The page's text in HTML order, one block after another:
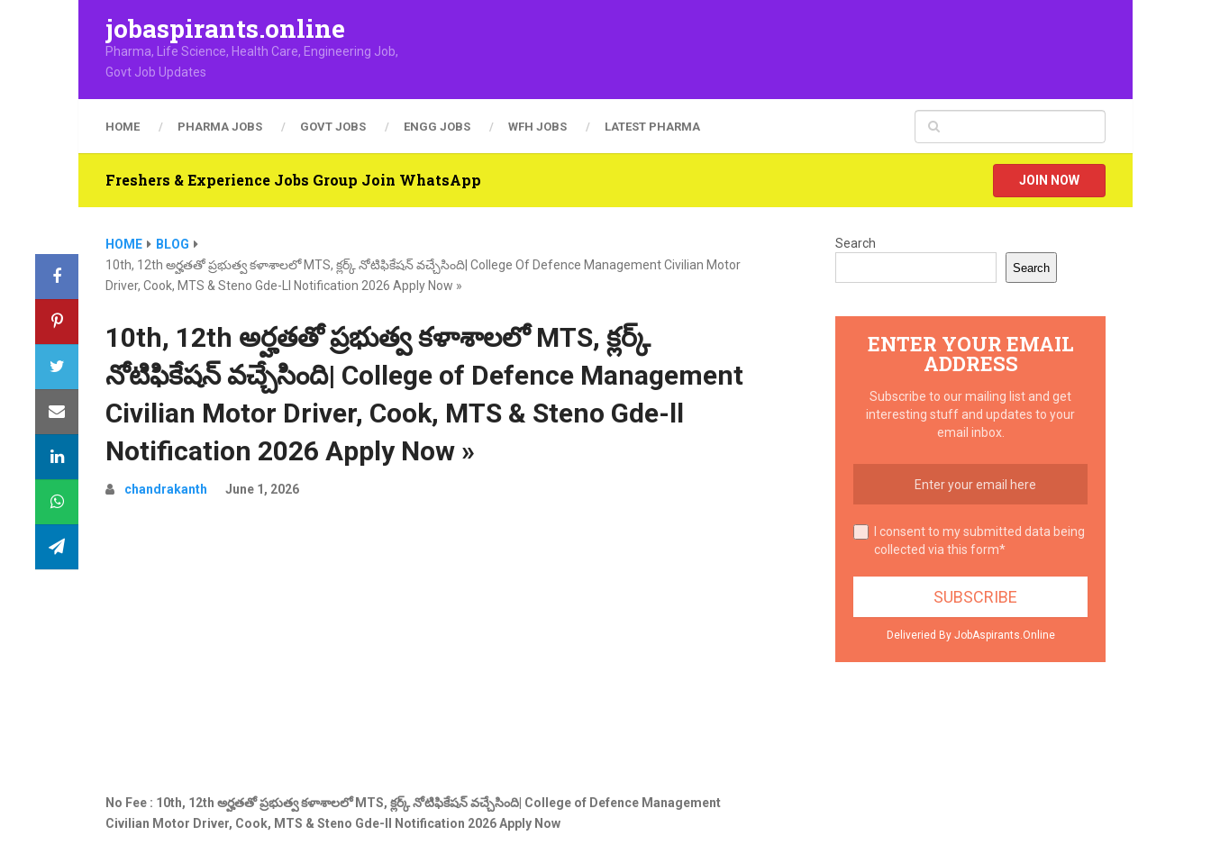
jobaspirants.online
Pharma, Life Science, Health Care, Engineering Job,
Govt Job Updates
HOME PHARMA JOBS GOVT JOBS ENGG JOBS WFH JOBS LATEST PHARMA
Freshers & Experience Jobs Group Join WhatsApp JOIN NOW
HOME
BLOG
10th, 12th అర్హతతో ప్రభుత్వ కళాశాలలో MTS, క్లర్క్ నోటిఫికేషన్ వచ్చేసింది| College Of Defence Management Civilian Motor
Driver, Cook, MTS & Steno Gde-Ll Notification 2026 Apply Now »
10th, 12th అర్హతతో ప్రభుత్వ కళాశాలలో MTS, క్లర్క్
నోటిఫికేషన్ వచ్చేసింది| College of Defence Management
Civilian Motor Driver, Cook, MTS & Steno Gde-ll
Notification 2026 Apply Now »
chandrakanth June 1, 2026
No Fee : 10th, 12th అర్హతతో ప్రభుత్వ కళాశాలలో MTS, క్లర్క్ నోటిఫికేషన్ వచ్చేసింది| College of Defence Management
Civilian Motor Driver, Cook, MTS & Steno Gde-ll Notification 2026 Apply Now
Search
Search
ENTER YOUR EMAIL
ADDRESS
Subscribe to our mailing list and get
interesting stuff and updates to your
email inbox.
I consent to my submitted data being
collected via this form*
Deliveried By JobAspirants.Online